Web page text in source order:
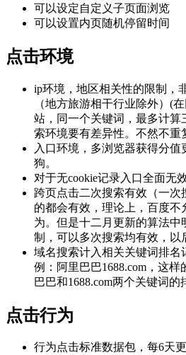
可以设定自定义子页面浏览
可以设置内页随机停留时间
点击环境
ip环境，地区相关性的限制，
（地方旅游相干行业除外）(
站，同一个关键词，最多计算
索环境要有差异性。不然不重
入口环境，多浏览器获得分值
狗。
对于无cookie记录入口全面无
跨页点击二次搜索有效（一次
的都会有效，理论上，百度不
为。但是十二月更新的算法中
制，可以多次搜索均有效，以
域名搜索计入相关关键词排名
例：阿里巴巴1688.com，这
巴巴和1688.com两个关键词的
点击行为
行为点击标准数据包，每6天